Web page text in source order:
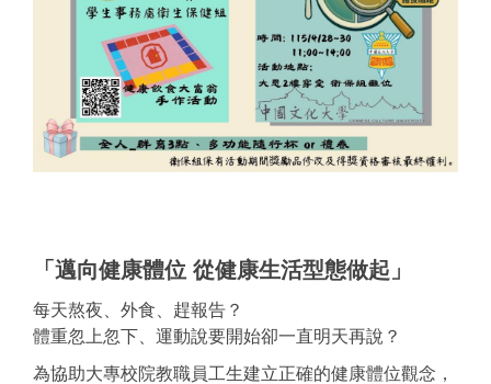
「邁向健康體位 從健康生活型態做起」
每天熬夜、外食、趕報告？
體重忽上忽下、運動說要開始卻一直明天再說？
為協助大專校院教職員工生建立正確的健康體位觀念，